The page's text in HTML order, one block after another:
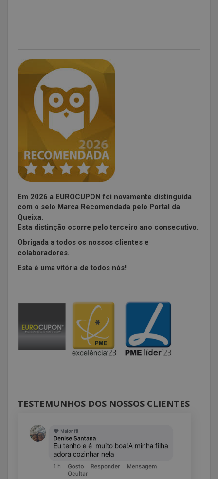
Em 2026 a EUROCUPON foi novamente distinguida
com o selo Marca Recomendada pelo Portal da
Queixa.
Esta distinção ocorre pelo terceiro ano consecutivo.
Obrigada a todos os nossos clientes e
colaboradores.
Esta é uma vitória de todos nós!
TESTEMUNHOS DOS NOSSOS CLIENTES